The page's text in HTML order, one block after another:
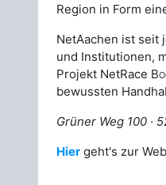
Region in Form
NetAachen ist seit
und Institutionen,
Projekt NetRace
bewussten
Grüner Weg 100 ·
Hier geht's zur